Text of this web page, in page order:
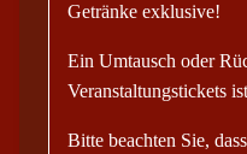
Getränke exklusive!
Ein Umtausch oder
Veranstaltungstickets
Bitte beachten Sie,